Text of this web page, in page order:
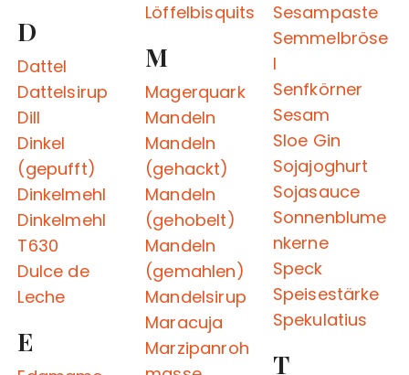
D
Dattel
Dattelsirup
Dill
Dinkel
(gepufft)
Dinkelmehl
Dinkelmehl
T630
Dulce de
Leche
E
Löffelbisquits
M
Magerquark
Mandeln
Mandeln
(gehackt)
Mandeln
(gehobelt)
Mandeln
(gemahlen)
Mandelsirup
Maracuja
Marzipanroh
Sesampaste
Semmelbröse
l
Senfkörner
Sesam
Sloe Gin
Sojajoghurt
Sojasauce
Sonnenblume
nkerne
Speck
Speisestärke
Spekulatius
T